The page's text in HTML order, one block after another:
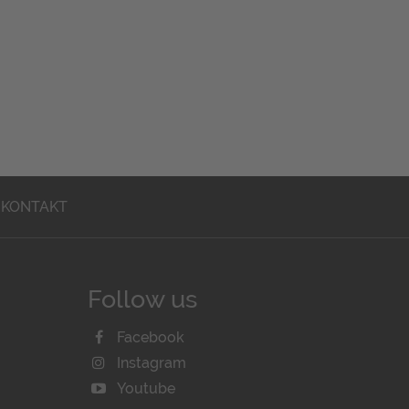
KONTAKT
Follow us
Facebook
Instagram
Youtube